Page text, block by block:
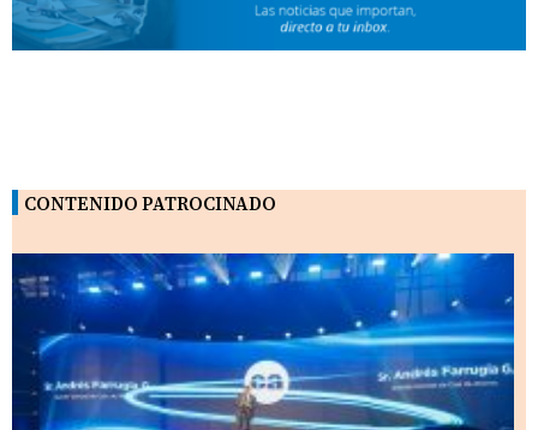
CONTENIDO PATROCINADO